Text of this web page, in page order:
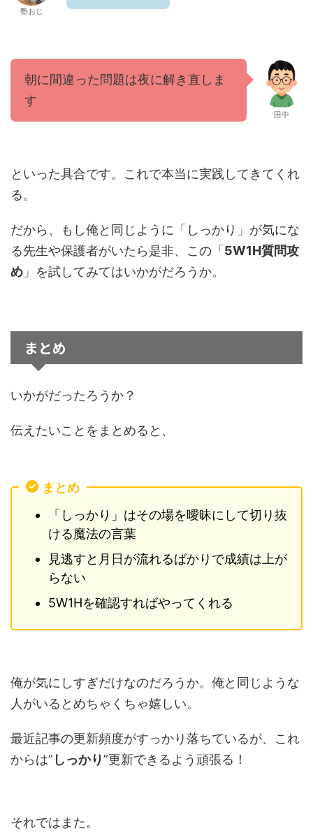
塾おじ
朝に間違った問題は夜に解き直しま
す
田中
といった具合です。これで本当に実践してきてくれ
る。
だから、もし俺と同じように「しっかり」が気にな
る先生や保護者がいたら是非、この「 5W1H質問攻
め 」を試してみてはいかがだろうか。
まとめ
いかがだったろうか？
伝えたいことをまとめると、
まとめ
「しっかり」はその場を曖昧にして切り抜
ける魔法の言葉
見逃すと月日が流れるばかりで成績は上が
らない
5W1Hを確認すればやってくれる
俺が気にしすぎだけなのだろうか。俺と同じような
人がいるとめちゃくちゃ嬉しい。
最近記事の更新頻度がすっかり落ちているが、これ
からは” しっかり”更新できるよう頑張る！
それではまた。